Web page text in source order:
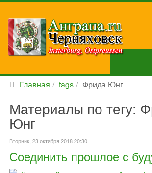
Главная tags Фрида Юнг
Материалы по тегу:
Юнг
Вторник, 23 октября 2018 20:30
Соединить прошлое с